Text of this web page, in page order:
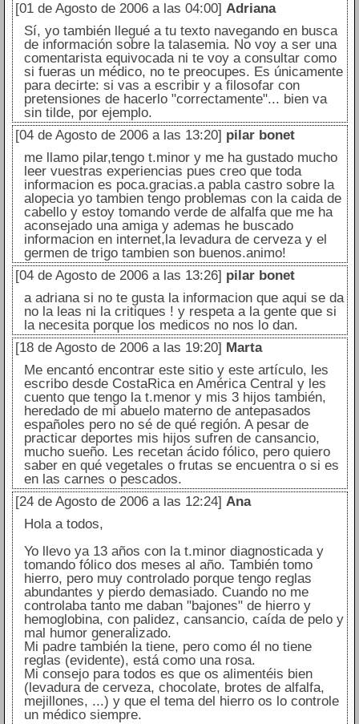
[01 de Agosto de 2006 a las 04:00] Adriana
Sí, yo también llegué a tu texto navegando en busca
de información sobre la talasemia. No voy a ser una
comentarista equivocada ni te voy a consultar como
si fueras un médico, no te preocupes. Es únicamente
para decirte: si vas a escribir y a filosofar con
pretensiones de hacerlo "correctamente"... bien va
sin tilde, por ejemplo.
[04 de Agosto de 2006 a las 13:20] pilar bonet
me llamo pilar,tengo t.minor y me ha gustado mucho
leer vuestras experiencias pues creo que toda
informacion es poca.gracias.a pabla castro sobre la
alopecia yo tambien tengo problemas con la caida de
cabello y estoy tomando verde de alfalfa que me ha
aconsejado una amiga y ademas he buscado
informacion en internet,la levadura de cerveza y el
germen de trigo tambien son buenos.animo!
[04 de Agosto de 2006 a las 13:26] pilar bonet
a adriana si no te gusta la informacion que aqui se da
no la leas ni la critiques ! y respeta a la gente que si
la necesita porque los medicos no nos lo dan.
[18 de Agosto de 2006 a las 19:20] Marta
Me encantó encontrar este sitio y este artículo, les
escribo desde CostaRica en América Central y les
cuento que tengo la t.menor y mis 3 hijos también,
heredado de mi abuelo materno de antepasados
españoles pero no sé de qué región. A pesar de
practicar deportes mis hijos sufren de cansancio,
mucho sueño. Les recetan ácido fólico, pero quiero
saber en qué vegetales o frutas se encuentra o si es
en las carnes o pescados.
[24 de Agosto de 2006 a las 12:24] Ana
Hola a todos,
Yo llevo ya 13 años con la t.minor diagnosticada y
tomando fólico dos meses al año. También tomo
hierro, pero muy controlado porque tengo reglas
abundantes y pierdo demasiado. Cuando no me
controlaba tanto me daban "bajones" de hierro y
hemoglobina, con palidez, cansancio, caída de pelo y
mal humor generalizado.
Mi padre también la tiene, pero como él no tiene
reglas (evidente), está como una rosa.
Mi consejo para todos es que os alimentéis bien
(levadura de cerveza, chocolate, brotes de alfalfa,
mejillones, ...) y que el tema del hierro os lo controle
un médico siempre.